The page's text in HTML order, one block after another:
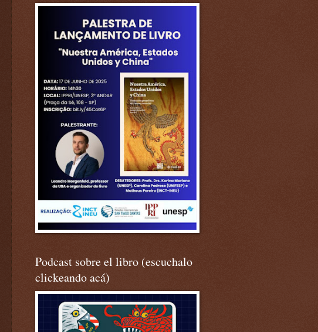
Podcast sobre el libro (escuchalo
clickeando acá)